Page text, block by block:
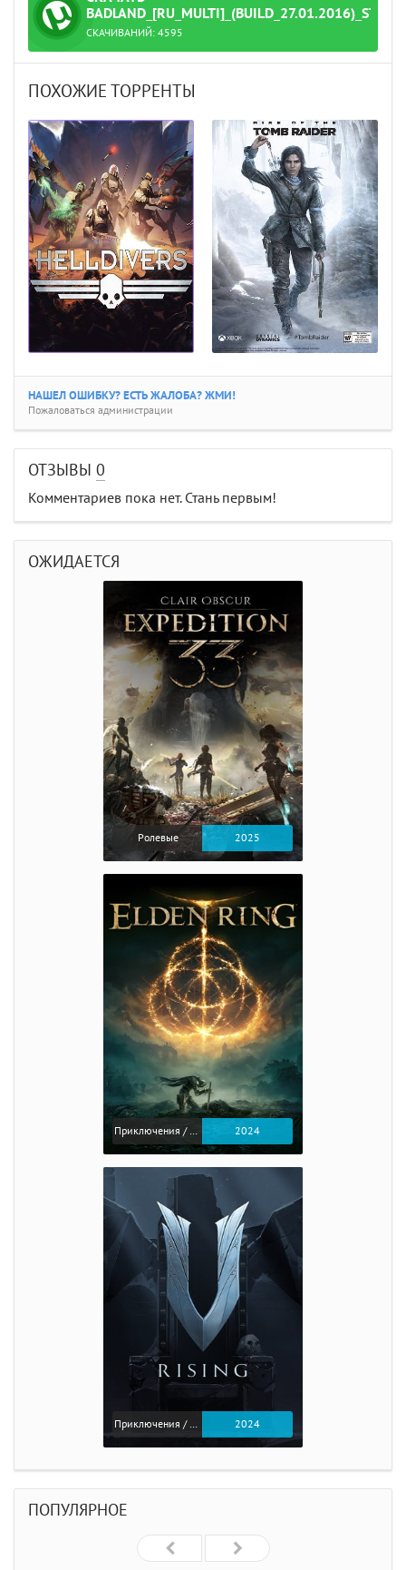
ТОРРЕНТ
СКАЧИВАНИЙ: 4595
ПОХОЖИЕ ТОРРЕНТЫ
НАШЕЛ ОШИБКУ? ЕСТЬ ЖАЛОБА? ЖМИ!
Пожаловаться администрации
ОТЗЫВЫ 0
Комментариев пока нет. Стань первым!
ОЖИДАЕТСЯ
Ролевые 2025
2024
2024
ПОПУЛЯРНОЕ